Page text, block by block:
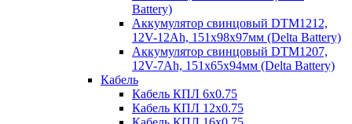
Battery)
Аккумулятор свинцовый DTM1212,
12V-12Ah, 151х98х97мм (Delta Battery)
Аккумулятор свинцовый DTM1207,
12V-7Ah, 151х65х94мм (Delta Battery)
Кабель
Кабель КПЛ 6х0.75
Кабель КПЛ 12х0.75